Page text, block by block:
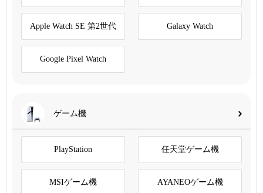
Apple Watch SE 第2世代 Galaxy Watch
Google Pixel Watch
ゲーム機
PlayStation 任天堂ゲーム機
MSIゲーム機 AYANEOゲーム機